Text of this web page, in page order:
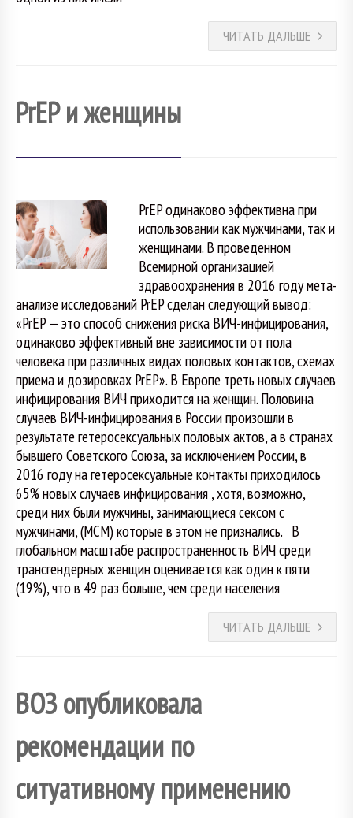
ЧИТАТЬ ДАЛЬШЕ
PrEP и женщины
PrEP одинаково эффективна при
использовании как мужчинами, так и
женщинами. В проведенном
Всемирной организацией
здравоохранения в 2016 году мета-
анализе исследований PrEP сделан следующий вывод:
«PrEP — это способ снижения риска ВИЧ-инфицирования,
одинаково эффективный вне зависимости от пола
человека при различных видах половых контактов, схемах
приема и дозировках PrEP». В Европе треть новых случаев
инфицирования ВИЧ приходится на женщин. Половина
случаев ВИЧ-инфицирования в России произошли в
результате гетеросексуальных половых актов, а в странах
бывшего Советского Союза, за исключением России, в
2016 году на гетеросексуальные контакты приходилось
65% новых случаев инфицирования , хотя, возможно,
среди них были мужчины, занимающиеся сексом с
мужчинами, (МСМ) которые в этом не признались. В
глобальном масштабе распространенность ВИЧ среди
трансгендерных женщин оценивается как один к пяти
(19%), что в 49 раз больше, чем среди населения
ЧИТАТЬ ДАЛЬШЕ
ВОЗ опубликовала
рекомендации по
ситуативному применению